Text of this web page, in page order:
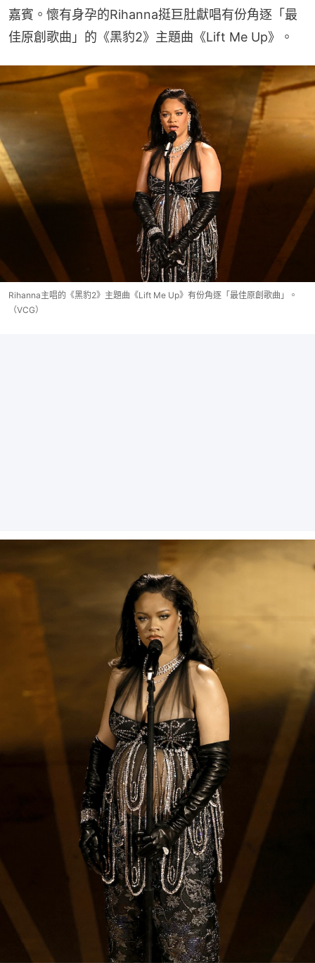
嘉賓。懷有身孕的Rihanna挺巨肚獻唱有份角逐「最
佳原創歌曲」的《黑豹2》主題曲《Lift Me Up》。
Rihanna主唱的《黑豹2》主題曲《Lift Me Up》有份角逐「最佳原創歌曲」。
（VCG）